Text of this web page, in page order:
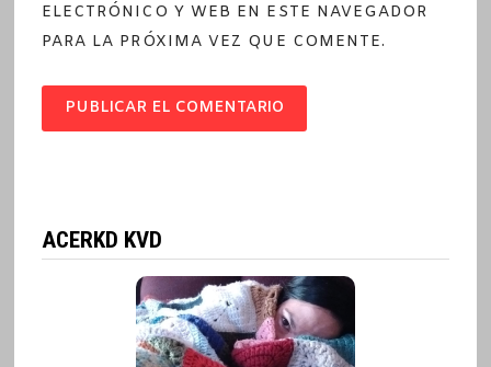
ELECTRÓNICO Y WEB EN ESTE NAVEGADOR
PARA LA PRÓXIMA VEZ QUE COMENTE.
ACERKD KVD